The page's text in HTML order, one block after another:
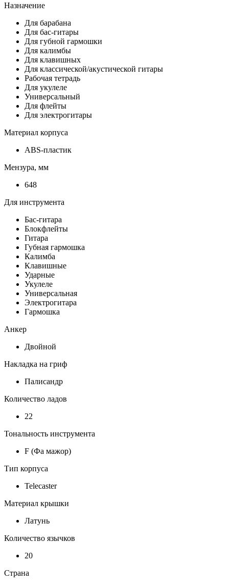
Назначение
Для барабана
Для бас-гитары
Для губной гармошки
Для калимбы
Для клавишных
Для классической/акустической гитары
Рабочая тетрадь
Для укулеле
Универсальный
Для флейты
Для электрогитары
Материал корпуса
ABS-пластик
Мензура, мм
648
Для инструмента
Бас-гитара
Блокфлейты
Гитара
Губная гармошка
Калимба
Клавишные
Ударные
Укулеле
Универсальная
Электрогитара
Гармошка
Анкер
Двойной
Накладка на гриф
Палисандр
Количество ладов
22
Тональность инструмента
F (Фа мажор)
Тип корпуса
Telecaster
Материал крышки
Латунь
Количество язычков
20
Страна